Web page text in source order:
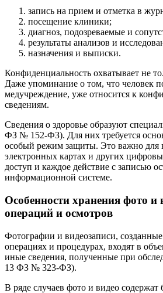
запись на прием и отметка в
посещение клиники;
диагноз, подозреваемые и
результаты анализов и
назначения и выписки.
Конфиденциальность охватывает не
Даже упоминание о том, что человек
медучреждение, уже относится к
сведениям.
Сведения о здоровье образуют
ФЗ № 152‑ФЗ). Для них требуется
особый режим защиты. Это важно для
электронных картах и других
доступ и каждое действие с записью
информационной системе.
Особенности хранения фото и
операций и осмотров
Фотографии и видеозаписи,
операциях и процедурах, входят в
иные сведения, полученные при
13 ФЗ № 323‑ФЗ).
В ряде случаев фото и видео содержат